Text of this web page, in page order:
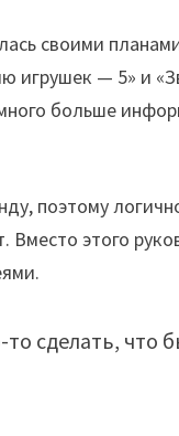
своими
игрушек — 5» и
больше
поэтому
Вместо этого
сделать, что